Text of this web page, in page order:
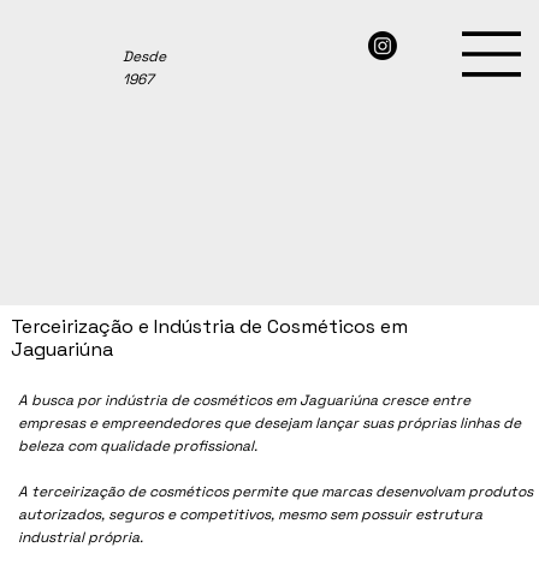
Desde
1967
A busca por indústria de cosméticos emJaguariúna cresce entre
empresas e empreendedores que desejam lançar suas próprias linhas de
beleza com qualidade profissional.
A terceirização de cosméticos permite que marcas desenvolvam produtos
autorizados, seguros e competitivos, mesmo sem possuir estrutura
industrial própria.
Terceirização e Indústria de Cosméticos em
Jaguariúna